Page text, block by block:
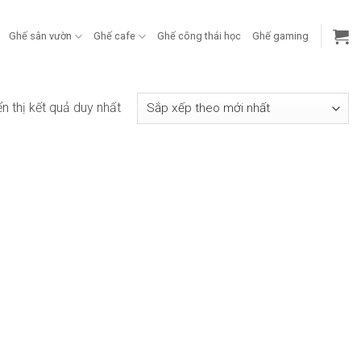
Ghế sân vườn Ghế cafe Ghế công thái học Ghế gaming
thị kết quả duy nhất